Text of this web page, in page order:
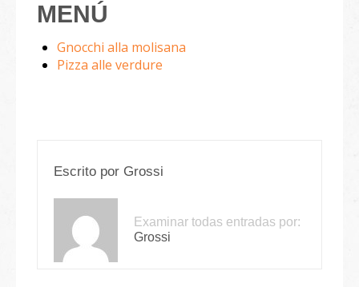
MENÚ
Gnocchi alla molisana
Pizza alle verdure
Escrito por Grossi
Examinar todas entradas por:
Grossi